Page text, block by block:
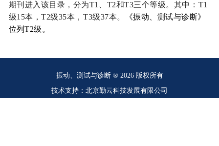
期刊进入该目录，分为T1 T2和T3三个等级。其中： T1
级15本，T2级35本，T3级37本。
《振动、测试与诊断》
位列T2级。
振动、测试与诊断 ® 2026 版权所有
技术支持：北京勤云科技发展有限公司